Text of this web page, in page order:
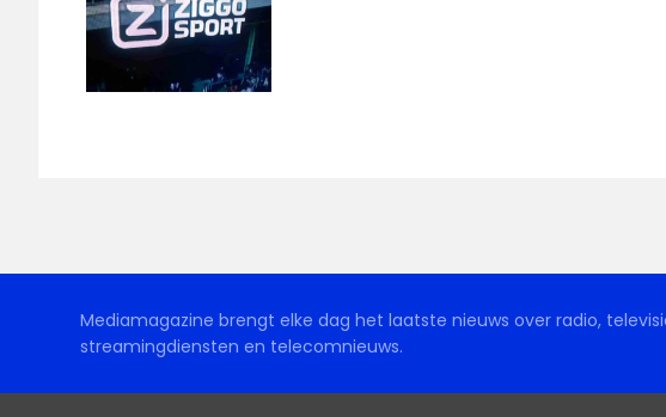
Mediamagazine brengt elke dag het laatste nieuws over radio,
streamingdiensten en telecomnieuws.